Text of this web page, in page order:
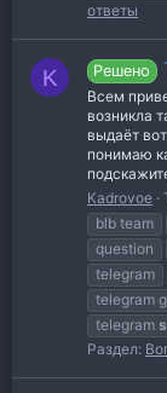
ответы
K Решено
Всем
возникла
выдаёт
понимаю
Kadrovoe
blb team
question
telegram
telegram
telegram
Раздел: